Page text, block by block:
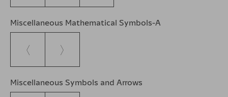
Miscellaneous Mathematical Symbols-A
⟨ ⟩
Miscellaneous Symbols and Arrows